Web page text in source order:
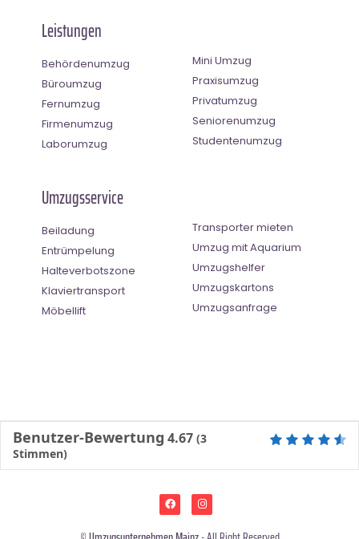
Leistungen
Behördenumzug
Büroumzug
Fernumzug
Firmenumzug
Laborumzug
Mini Umzug
Praxisumzug
Privatumzug
Seniorenumzug
Studentenumzug
Umzugsservice
Beiladung
Entrümpelung
Halteverbotszone
Klaviertransport
Möbellift
Transporter mieten
Umzug mit Aquarium
Umzugshelfer
Umzugskartons
Umzugsanfrage
Benutzer-Bewertung 4.67 (3
Stimmen)